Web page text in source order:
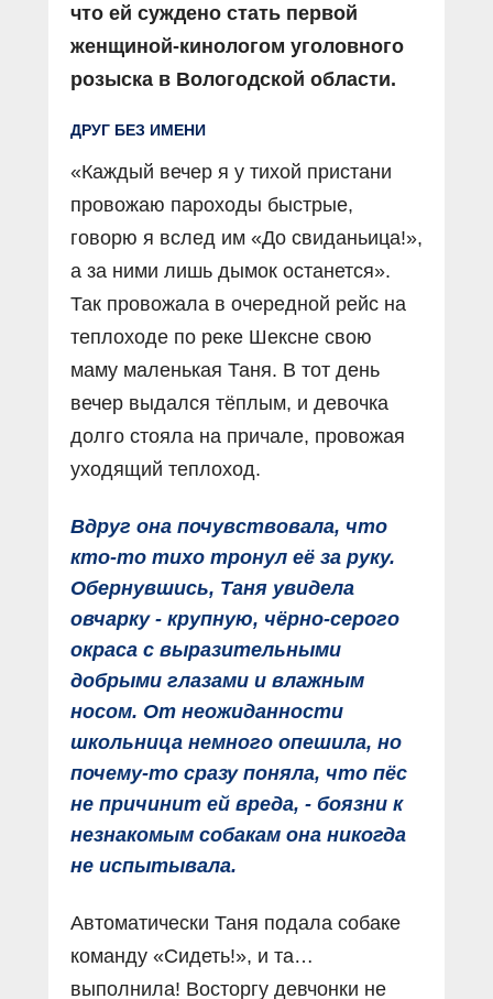
что ей суждено стать первой
женщиной-кинологом уголовного
розыска в Вологодской области.
ДРУГ БЕЗ ИМЕНИ
«Каждый вечер я у тихой пристани
провожаю пароходы быстрые,
говорю я вслед им «До свиданьица!»,
а за ними лишь дымок останется».
Так провожала в очередной рейс на
теплоходе по реке Шексне свою
маму маленькая Таня. В тот день
вечер выдался тёплым, и девочка
долго стояла на причале, провожая
уходящий теплоход.
Вдруг она почувствовала, что
кто-то тихо тронул её за руку.
Обернувшись, Таня увидела
овчарку - крупную, чёрно-серого
окраса с выразительными
добрыми глазами и влажным
носом. От неожиданности
школьница немного опешила, но
почему-то сразу поняла, что пёс
не причинит ей вреда, - боязни к
незнакомым собакам она никогда
не испытывала.
Автоматически Таня подала собаке
команду «Сидеть!», и та…
выполнила! Восторгу девчонки не